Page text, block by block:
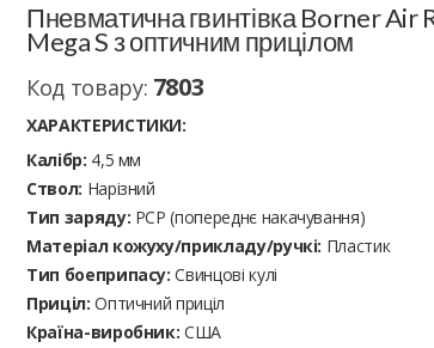
Пневматична гвинтівка Borner Air
Mega S з оптичним прицілом
Код товару: 7803
ХАРАКТЕРИСТИКИ:
Калібр: 4,5 мм
Ствол: Нарізний
Тип заряду: PCP (попереднє накачування)
Матеріал кожуху/прикладу/ручкі: Пластик
Тип боеприпасу: Cвинцові кулі
Приціл: Оптичний приціл
Країна-виробник: США